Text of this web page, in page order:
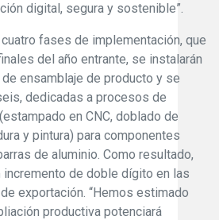
digital, segura y sostenible”.
fases de implementación, que
del año entrante, se instalarán
ensamblaje de producto y se
dedicadas a procesos de
en CNC, doblado de
y pintura) para componentes
de aluminio. Como resultado,
incremento de doble dígito en las
exportación. “Hemos estimado
productiva potenciará